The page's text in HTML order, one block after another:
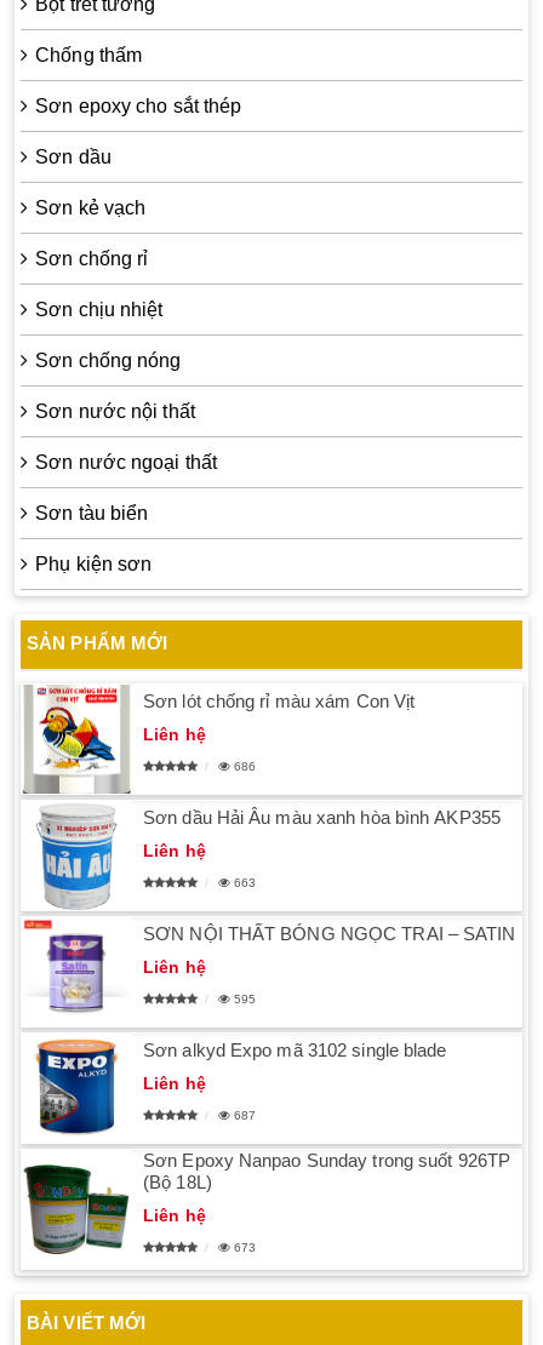
Bột trét tường
Chống thấm
Sơn epoxy cho sắt thép
Sơn dầu
Sơn kẻ vạch
Sơn chống rỉ
Sơn chịu nhiệt
Sơn chống nóng
Sơn nước nội thất
Sơn nước ngoại thất
Sơn tàu biển
Phụ kiện sơn
SẢN PHẨM MỚI
Sơn lót chống rỉ màu xám Con Vịt
Liên hệ
686
Sơn dầu Hải Âu màu xanh hòa bình AKP355
Liên hệ
663
SƠN NỘI THẤT BÓNG NGỌC TRAI – SATIN
Liên hệ
595
Sơn alkyd Expo mã 3102 single blade
Liên hệ
687
Sơn Epoxy Nanpao Sunday trong suốt 926TP
(Bộ 18L)
Liên hệ
673
BÀI VIẾT MỚI